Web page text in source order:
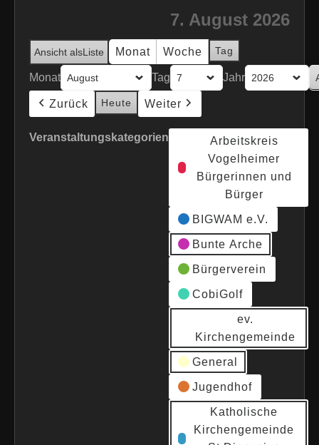
7. August 2026
Ansicht alsListe Monat Woche Tag
Monat Tag Jahr
Zurück Heute Weiter
Veranstaltungskategorien
Arbeitskreis
Vogelheimer
Bürgerinnen und
Bürger
BIGWAM e.V.
Bunte Arche
Bürgerverein
CobiGolf
ev.
Kirchengemeinde
General
Jugendhof
Katholische
Kirchengemeinde